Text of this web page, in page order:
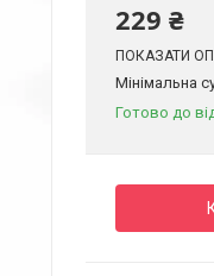
229 ₴
ПОКАЗАТИ
Мінімальна
Готово до